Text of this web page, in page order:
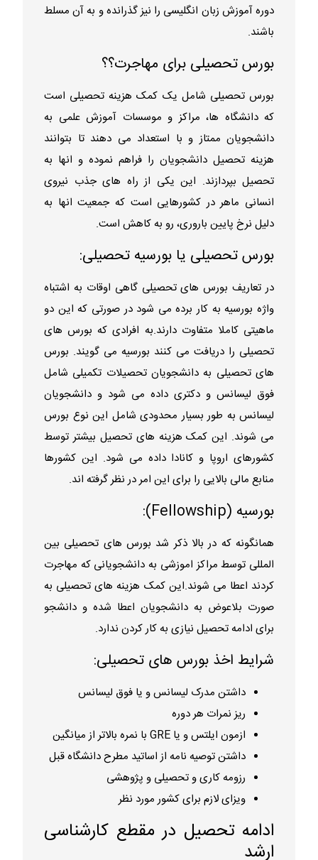
دوره آموزش زبان انگلیسی را نیز گذرانده و به آن مسلط
باشند.
بورس تحصیلی برای مهاجرت؟؟
بورس تحصیلی شامل یک کمک هزینه تحصیلی است
که دانشگاه ها، مراکز و موسسات آموزش علمی به
دانشجویان ممتاز و با استعداد می دهند تا بتوانند
هزینه تحصیل دانشجویان را فراهم نموده و انها به
تحصیل بپردازند. این یکی از راه های جذب نیروی
انسانی ماهر در کشورهایی است که جمعیت انها به
دلیل نرخ پایین باروری، رو به کاهش است.
بورس تحصیلی یا بورسیه تحصیلی:
در تعاریف بورس های تحصیلی گاهی اوقات به اشتباه
واژه بورسیه به کار برده می شود در صورتی که این دو
ماهیتی کاملا متفاوت دارند.به افرادی که بورس های
تحصیلی را دریافت می کنند بورسیه می گویند. بورس
های تحصیلی به دانشجویان تحصیلات تکمیلی شامل
فوق لیسانس و دکتری داده می شود و دانشجویان
لیسانس به طور بسیار محدودی شامل این نوع بورس
می شوند. این کمک هزینه های تحصیل بیشتر توسط
کشورهای اروپا و کانادا داده می شود. این کشورها
منابع مالی بالایی را برای این امر در نظر گرفته اند.
بورسیه (Fellowship):
همانگونه که در بالا ذکر شد بورس های تحصیلی بین
المللی توسط مراکز اموزشی به دانشجویانی که مهاجرت
کردند اعطا می شوند.این کمک هزینه های تحصیلی به
صورت بلاعوض به دانشجویان اعطا شده و دانشجو
برای ادامه تحصیل نیازی به کار کردن ندارد.
شرایط اخذ بورس های تحصیلی:
داشتن مدرک لیسانس و یا فوق لیسانس
ریز نمرات هر دوره
ازمون ایلتس و یا GRE با نمره بالاتر از میانگین
داشتن توصیه نامه از اساتید مطرح دانشگاه قبل
رزومه کاری و تحصیلی و پژوهشی
ویزای لازم برای کشور مورد نظر
ادامه تحصیل در مقطع کارشناسی
ارشد